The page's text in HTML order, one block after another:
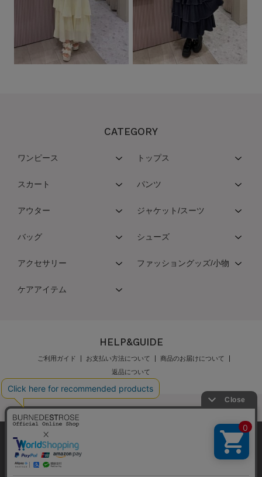
CATEGORY
ワンピース トップス
スカート パンツ
アウター ジャケット/スーツ
バッグ シューズ
アクセサリー ファッショングッズ/小物
ケアアイテム
HELP&GUIDE
ご利用ガイド お支払い方法について
商品のお届けについて
返品について
メンバーズポイントプログラム規約
特定商取引法に基づく表示
個人情報保護指針
弊社はCookieを利用し、Webの利便性向上に努め
ております。「承諾する」をクリックしていただ
くと、お客様に最適な内容を提供することが可能
承諾する